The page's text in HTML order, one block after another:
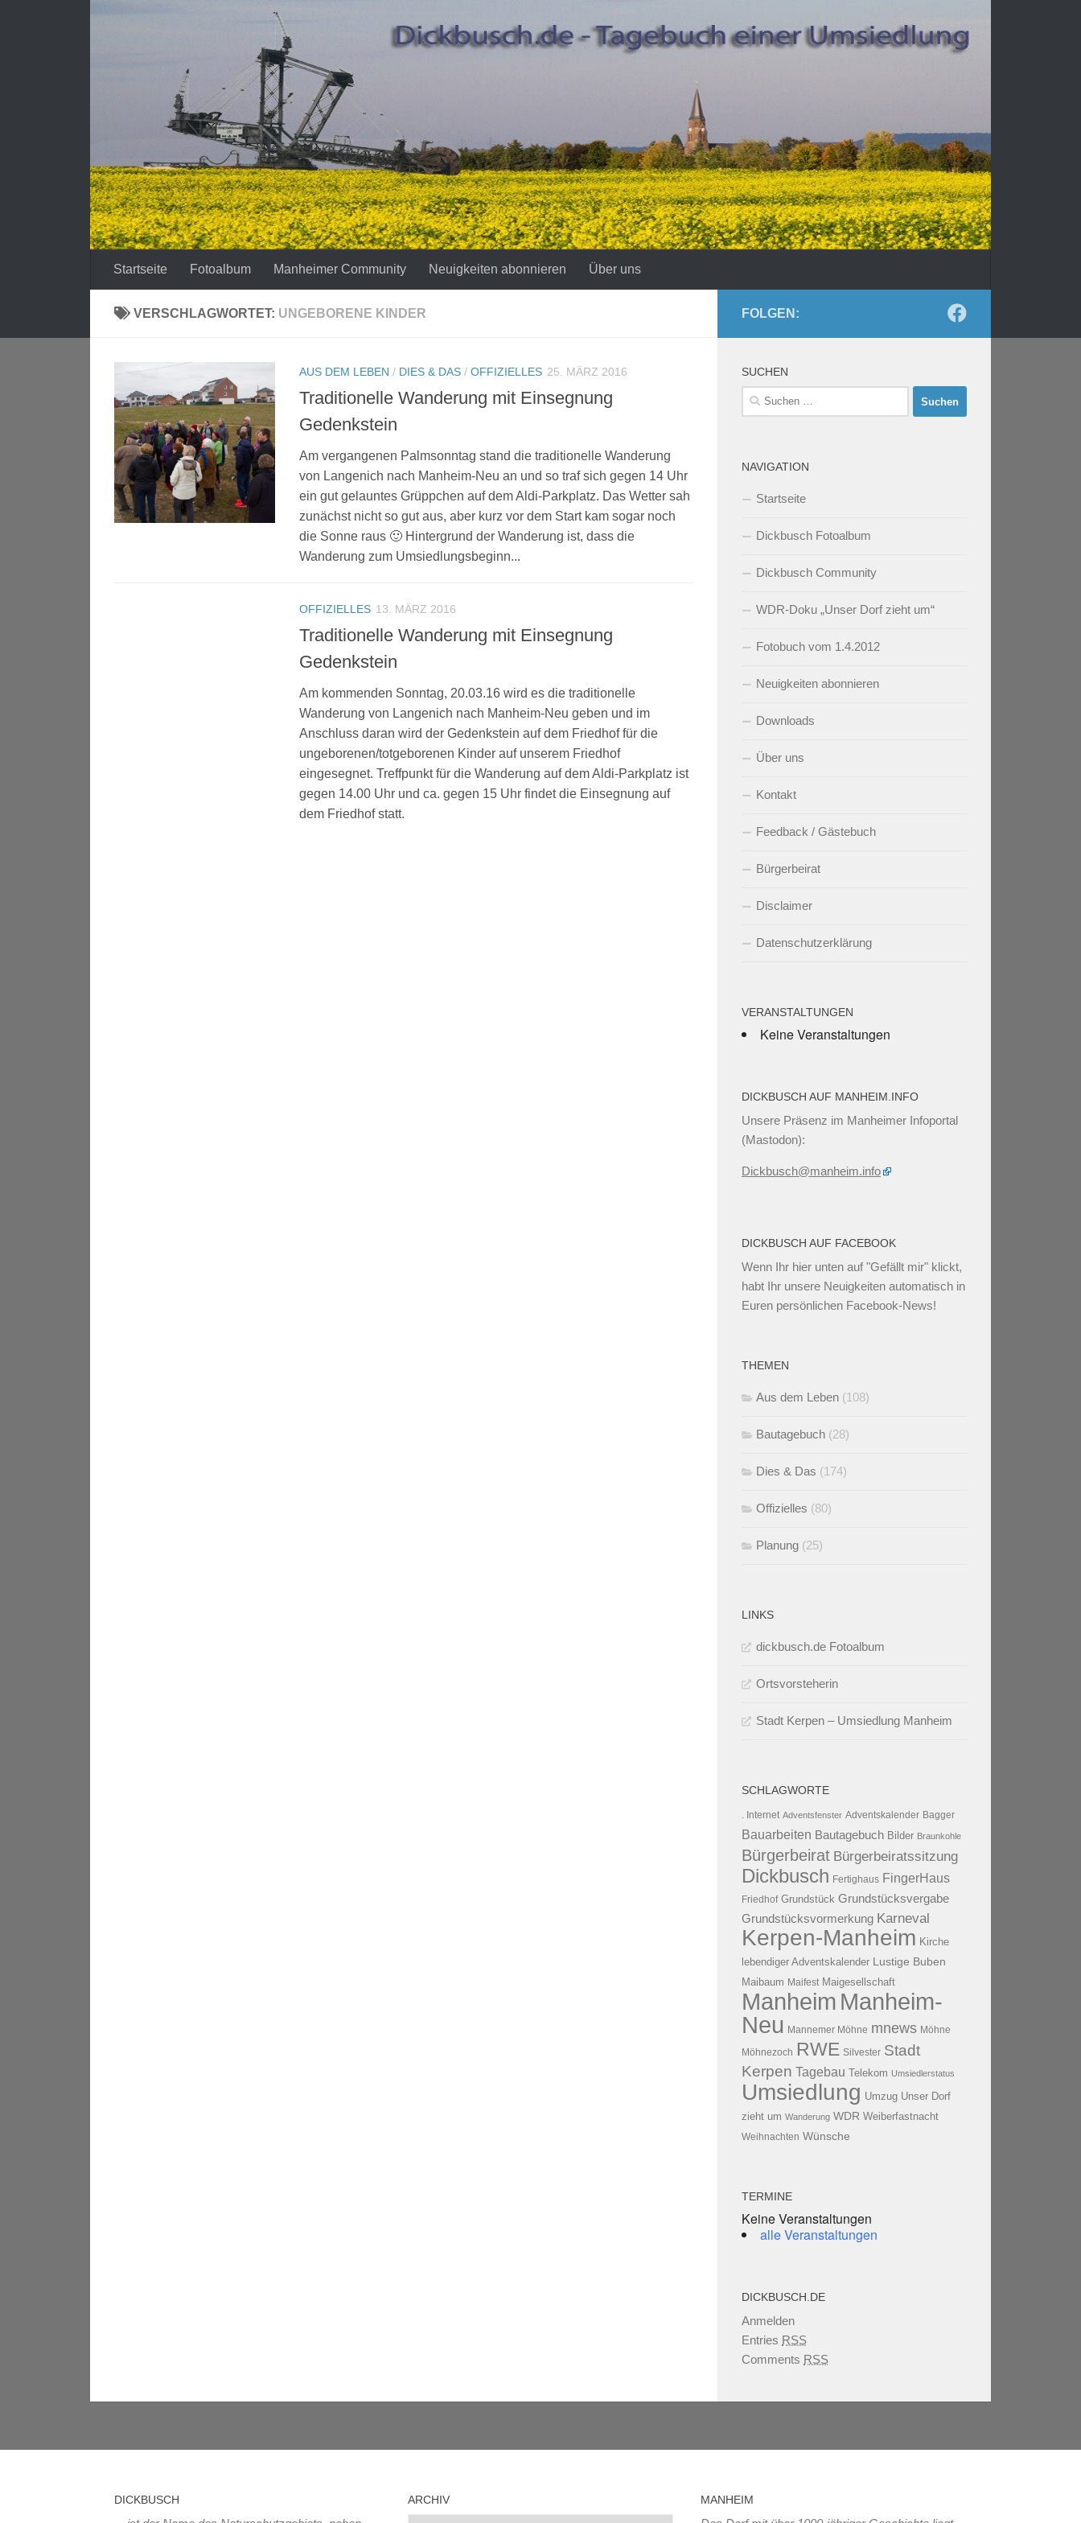
Startseite Fotoalbum Manheimer Community Neuigkeiten abonnieren Über uns
VERSCHLAGWORTET: UNGEBORENE KINDER
AUS DEM LEBEN / DIES & DAS / OFFIZIELLES 25. MÄRZ 2016
Traditionelle Wanderung mit Einsegnung
Gedenkstein
Am vergangenen Palmsonntag stand die traditionelle Wanderung
von Langenich nach Manheim-Neu an und so traf sich gegen 14 Uhr
ein gut gelauntes Grüppchen auf dem Aldi-Parkplatz. Das Wetter sah
zunächst nicht so gut aus, aber kurz vor dem Start kam sogar noch
die Sonne raus 🙂 Hintergrund der Wanderung ist, dass die
Wanderung zum Umsiedlungsbeginn...
OFFIZIELLES 13. MÄRZ 2016
Traditionelle Wanderung mit Einsegnung
Gedenkstein
Am kommenden Sonntag, 20.03.16 wird es die traditionelle
Wanderung von Langenich nach Manheim-Neu geben und im
Anschluss daran wird der Gedenkstein auf dem Friedhof für die
ungeborenen/totgeborenen Kinder auf unserem Friedhof
eingesegnet. Treffpunkt für die Wanderung auf dem Aldi-Parkplatz ist
gegen 14.00 Uhr und ca. gegen 15 Uhr findet die Einsegnung auf
dem Friedhof statt.
FOLGEN:
SUCHEN
Suchen
nach:
NAVIGATION
Startseite
Dickbusch Fotoalbum
Dickbusch Community
WDR-Doku „Unser Dorf zieht um“
Fotobuch vom 1.4.2012
Neuigkeiten abonnieren
Downloads
Über uns
Kontakt
Feedback / Gästebuch
Bürgerbeirat
Disclaimer
Datenschutzerklärung
VERANSTALTUNGEN
Keine Veranstaltungen
DICKBUSCH AUF MANHEIM.INFO
Unsere Präsenz im Manheimer Infoportal
(Mastodon):
Dickbusch@manheim.info
DICKBUSCH AUF FACEBOOK
Wenn Ihr hier unten auf "Gefällt mir" klickt,
habt Ihr unsere Neuigkeiten automatisch in
Euren persönlichen Facebook-News!
THEMEN
Aus dem Leben (108)
Bautagebuch (28)
Dies & Das (174)
Offizielles (80)
Planung (25)
LINKS
dickbusch.de Fotoalbum
Ortsvorsteherin
Stadt Kerpen – Umsiedlung Manheim
SCHLAGWORTE
. Internet Adventsfenster Adventskalender Bagger
Bauarbeiten Bautagebuch Bilder Braunkohle
Bürgerbeirat Bürgerbeiratssitzung
Dickbusch Fertighaus FingerHaus
Friedhof Grundstück Grundstücksvergabe
Grundstücksvormerkung Karneval
Kerpen-Manheim Kirche
lebendiger Adventskalender Lustige Buben
Maibaum Maifest Maigesellschaft
Manheim Manheim-
Neu Mannemer Möhne mnews Möhne
Möhnezoch RWE Silvester Stadt
Kerpen Tagebau Telekom Umsiedlerstatus
Umsiedlung Umzug Unser Dorf
zieht um Wanderung WDR Weiberfastnacht
Weihnachten Wünsche
TERMINE
Keine Veranstaltungen
alle Veranstaltungen
DICKBUSCH.DE
Anmelden
Entries RSS
Comments RSS
DICKBUSCH ARCHIV MANHEIM